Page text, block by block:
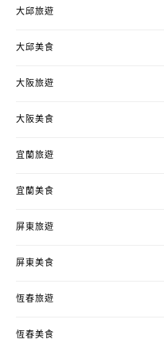
大邱旅遊
大邱美食
大阪旅遊
大阪美食
宜蘭旅遊
宜蘭美食
屏東旅遊
屏東美食
恆春旅遊
恆春美食